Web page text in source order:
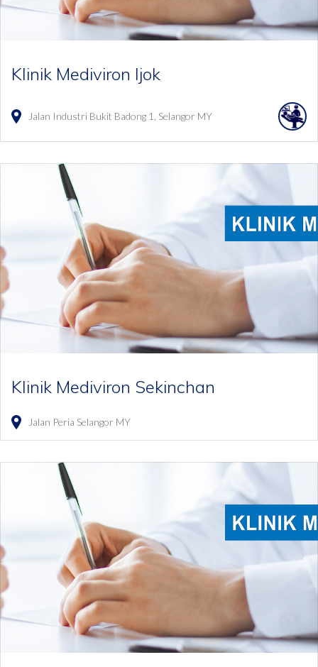
Klinik Mediviron Ijok
Jalan Industri Bukit Badong 1 Selangor MY
Klinik Mediviron Sekinchan
Jalan Peria Selangor MY